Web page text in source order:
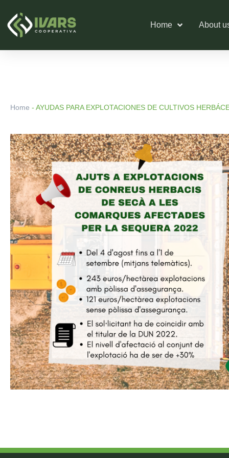
content
Home About
Home - AYUDAS PARA EXPLOTACIONES DE CULTIVOS